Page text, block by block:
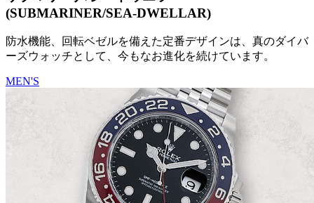
(SUBMARINER/SEA-DWELLAR)
防水機能、回転ベゼルを備えた定番デザインは、真のダイバ
ーズウォッチとして、今もなお進化を続けています。
MEN'S